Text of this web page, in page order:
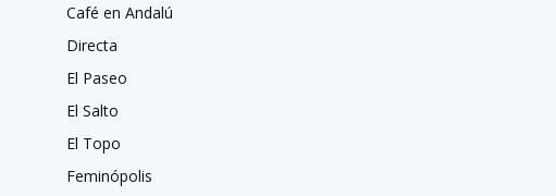
Café en Andalú
Directa
El Paseo
El Salto
El Topo
Feminópolis